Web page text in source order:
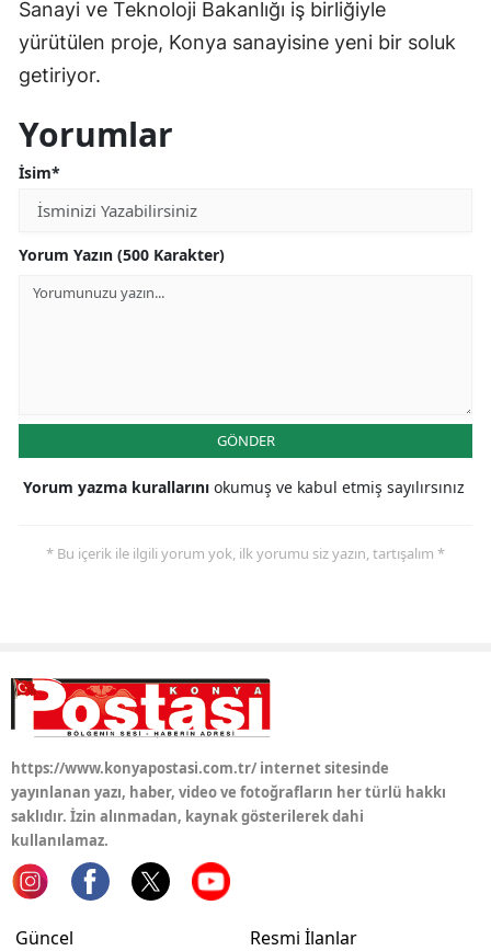
Tunceli
Kırıkkale
Bartın
Kilis
Sanayi ve Teknoloji Bakanlığı iş birliğiyle
yürütülen proje, Konya sanayisine yeni bir soluk
getiriyor.
Yorumlar
İsim*
Yorum Yazın (500 Karakter)
GÖNDER
Yorum yazma kurallarını okumuş ve kabul etmiş sayılırsınız
* Bu içerik ile ilgili yorum yok, ilk yorumu siz yazın, tartışalım *
https://www.konyapostasi.com.tr/ internet sitesinde
yayınlanan yazı, haber, video ve fotoğrafların her türlü hakkı
saklıdır. İzin alınmadan, kaynak gösterilerek dahi
kullanılamaz.
Güncel
Resmi İlanlar